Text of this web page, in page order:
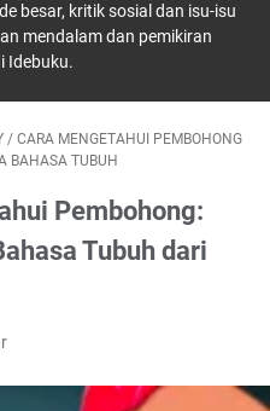
besar, kritik sosial dan isu-isu
mendalam dan pemikiran
Idebuku.
/ CARA MENGETAHUI PEMBOHONG
BAHASA TUBUH
Pembohong:
Tubuh dari